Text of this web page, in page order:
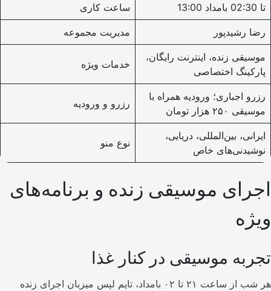
ساعت کاری 13:00 تا 02:30 بامداد
مدیریت مجموعه رضا رشیدپور
خدمات ویژه
موسیقی زنده، اینترنت رایگان،
پارکینگ اختصاصی
رزرو و ورودیه
رزرو اجباری؛ ورودیه همراه با
موسیقی ۲۵۰ هزار تومان
نوع منو
ایرانی، بین‌المللی، دریایی،
نوشیدنی‌های خاص
اجرای موسیقی زنده و برنامه‌های
ویژه
تجربه موسیقی در کنار غذا
هر شب از ساعت ۲۱ تا ۰۲ بامداد، تایم لپس میزبان اجرای زنده